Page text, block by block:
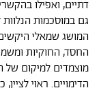
דתיים, ואפילו
גם במוסכמות הנלוות
המושג שמאלי
החסד, החוקיות
מוצמדים למיקום
הדימויים. ראוי